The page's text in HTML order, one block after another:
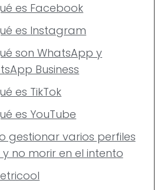
es Facebook
es Instagram
son WhatsApp y
Business
es TikTok
es YouTube
gestionar varios perfiles
y no morir en el intento